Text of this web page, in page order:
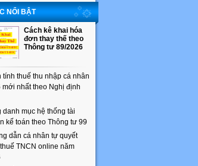
NỔI BẬT
Cách kê khai hóa
đơn thay thế theo
Thông tư 89/2026
tính thuế thu nhập cá nhân
mới nhất theo Nghị định
danh mục hệ thống tài
kế toán theo Thông tư 99
dẫn cá nhân tự quyết
TNCN online năm